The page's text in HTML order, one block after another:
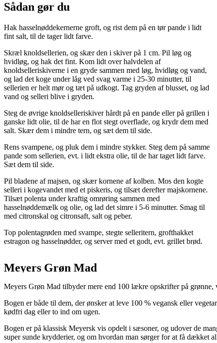
Sådan gør du
Hak hasselnøddekernerne groft, og rist dem på en tør pande i lidt
fint salt, til de tager lidt farve.
Skræl knoldsellerien, og skær den i skiver på 1 cm. Pil løg og
hvidløg, og hak det fint. Kom lidt over halvdelen af
knoldselleriskiverne i en gryde sammen med løg, hvidløg og vand,
og lad det koge under låg ved svag varme i 25-30 minutter, til
sellerien er helt mør og tæt på udkogt. Tag gryden af blusset, og lad
vand og selleri blive i gryden.
Steg de øvrige knoldselleriskiver hårdt på en pande eller på grillen i
ganske lidt olie, til de har en flot stegt overflade, og krydr dem med
salt. Skær dem i mindre tern, og sæt dem til side.
Rens svampene, og pluk dem i mindre stykker. Steg dem på samme
pande som sellerien, evt. i lidt ekstra olie, til de har taget lidt farve.
Sæt dem til side.
Pil bladene af majsen, og skær kornene af kolben. Mos den kogte
selleri i kogevandet med et piskeris, og tilsæt derefter majskornene.
Tilsæt polenta under kraftig omrøring sammen med
hasselnøddemælk og olie, og lad det simre i 5-6 minutter. Smag til
med citronskal og citronsaft, salt og peber.
Top polentagrøden med svampe, stegte selleritern, grofthakket
estragon og hasselnødder, og server med et godt, evt. grillet brød.
Meyers Grøn Mad
Meyers Grøn Mad tilbyder mere end 100 lækre opskrifter på grønne,
Bogen er både til dem, der ønsker at leve 100 % vegansk eller
kødfri dag eller to ind om ugen.
Bogen er på klassisk Meyersk vis opdelt i sæsoner, og udover de
super sunde krydderier, og om hvordan man sørger for at få dækket